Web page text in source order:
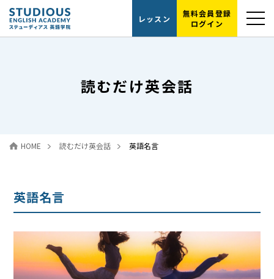
レッスンの流れ
読むだけ英会話
レッスン
無料会員登録
ログイン
読むだけ英会話
HOME 読むだけ英会話 英語名言
英語名言